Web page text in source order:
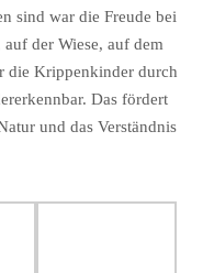
sind war die Freude bei
der Wiese, auf dem
die Krippenkinder durch
Das fördert
und das Verständnis